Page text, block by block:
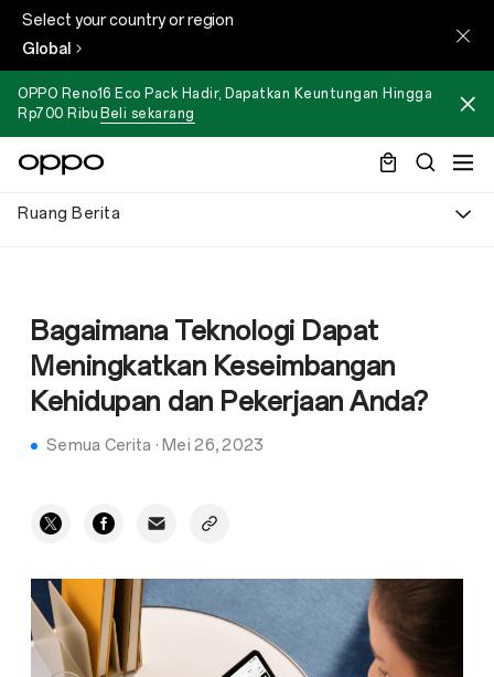
Select your country or region
Global
OPPO Reno16 Eco Pack Hadir, Dapatkan Keuntungan Hingga
Rp700 Ribu Beli sekarang
Ruang Berita
Bagaimana Teknologi Dapat
Meningkatkan Keseimbangan
Kehidupan dan Pekerjaan Anda?
Semua Cerita · Mei 26, 2023